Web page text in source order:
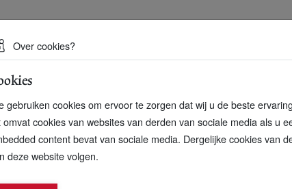
duurzame toekomst
‘MVO-manager 2018’
Over cookies?
gebruiken cookies om ervoor te zorgen dat wij u de beste
omvat cookies van websites van derden van sociale media als u
content bevat van sociale media. Dergelijke cookies van
deze website volgen.